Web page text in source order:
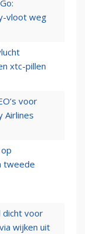
vloot weg
xtc-pillen
voor
Airlines
tweede
dicht voor
wijken uit